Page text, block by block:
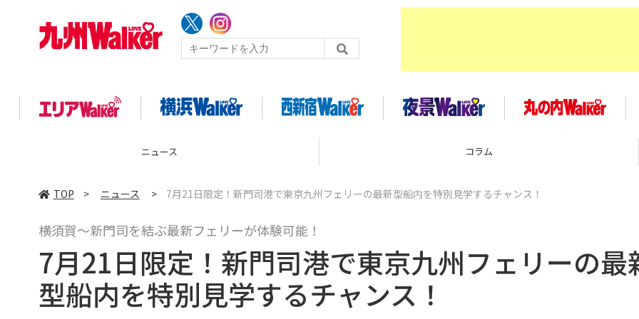
ニュース コラム
TOP > ニュース > 7月21日限定！新門司港で東京九州フェリーの最新型船内を特別見学するチャンス！
横須賀～新門司を結ぶ最新フェリーが体験可能！
7月21日限定！新門司港で東京九州フェリーの最
型船内を特別見学するチャンス！